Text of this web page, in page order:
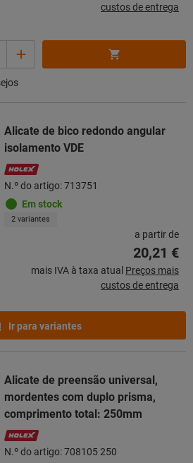
custos de entrega
Alicate de bico redondo angular
isolamento VDE
N.º do artigo: 713751
Em stock
2 variantes
a partir de
20,21 €
mais IVA à taxa atual Preços mais
custos de entrega
Ir para variantes
Alicate de preensão universal,
mordentes com duplo prisma,
comprimento total: 250mm
N.º do artigo: 708105 250